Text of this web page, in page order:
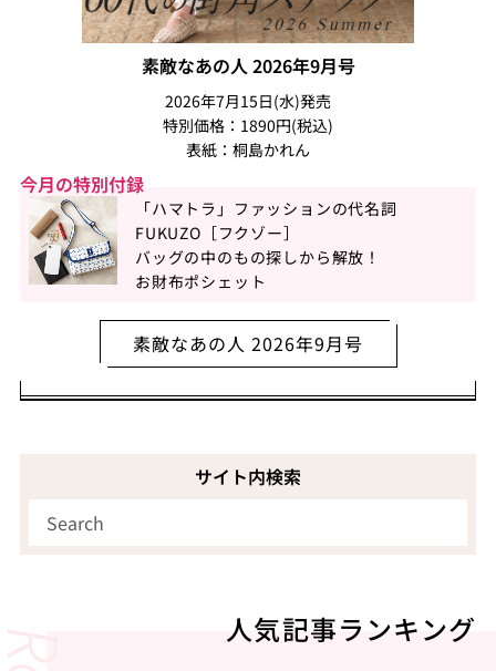
素敵なあの人 2026年9月号
2026年7月15日(水)発売
特別価格：1890円(税込)
表紙：桐島かれん
今月の特別付録
「ハマトラ」ファッションの代名詞
FUKUZO［フクゾー］
バッグの中のもの探しから解放！
お財布ポシェット
素敵なあの人 2026年9月号
サイト内検索
人気記事ランキング